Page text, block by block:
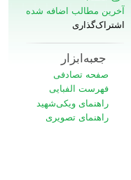
آخرین مطالب اضافه شده
اشتراک‌گذاری
جعبه‌ابزار
صفحه تصادفی
فهرست الفبایی
راهنمای ویکی‌شهید
راهنمای تصویری